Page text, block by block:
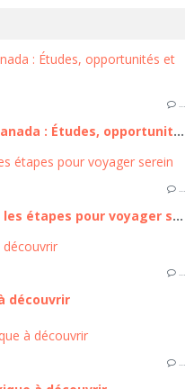
…
Universités francophones au Canada : Études, opportunités et vie étudiante
…
Préparer une croisière : toutes les étapes pour voyager serein
…
découvrir
…